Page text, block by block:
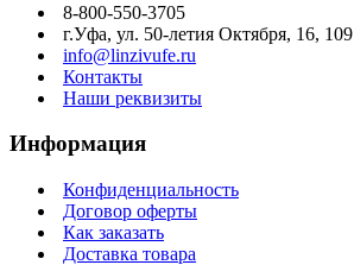
8-800-550-3705
г.Уфа, ул. 50-летия Октября, 16, 109
info@linzivufe.ru
Контакты
Наши реквизиты
Информация
Конфиденциальность
Договор оферты
Как заказать
Доставка товара